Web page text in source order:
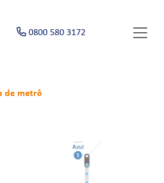
0800 580 3172
de metrô